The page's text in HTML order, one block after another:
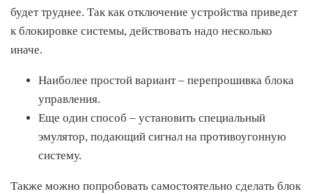
будет труднее. Так как отключение устройства приведет
к блокировке системы, действовать надо несколько
иначе.
Наиболее простой вариант – перепрошивка блока
управления.
Еще один способ – установить специальный
эмулятор, подающий сигнал на противоугонную
систему.
Также можно попробовать самостоятельно сделать блок